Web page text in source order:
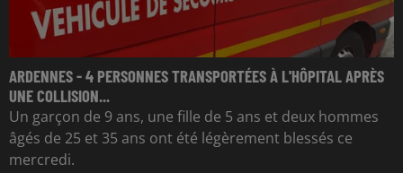
ARDENNES - 4 PERSONNES TRANSPORTÉES À L'HÔPITAL APRÈS
UNE COLLISION...
Un garçon de 9 ans, une fille de 5 ans et deux hommes
âgés de 25 et 35 ans ont été légèrement blessés ce
mercredi.